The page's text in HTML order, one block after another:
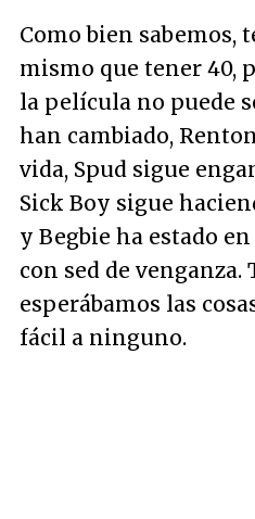
Como bien sabemos,
mismo que tener 40,
la película no puede
han cambiado,
vida, Spud sigue
Sick Boy sigue
y Begbie ha estado
con sed de venganza.
esperábamos las
fácil a ninguno.